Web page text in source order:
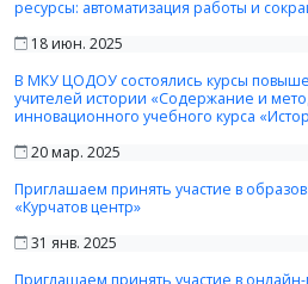
ресурсы: автоматизация работы и
18 июн. 2025
В МКУ ЦОДОУ состоялись курсы
учителей истории «Содержание и
инновационного учебного курса
20 мар. 2025
Приглашаем принять участие в
«Курчатов центр»
31 янв. 2025
Приглашаем принять участие в